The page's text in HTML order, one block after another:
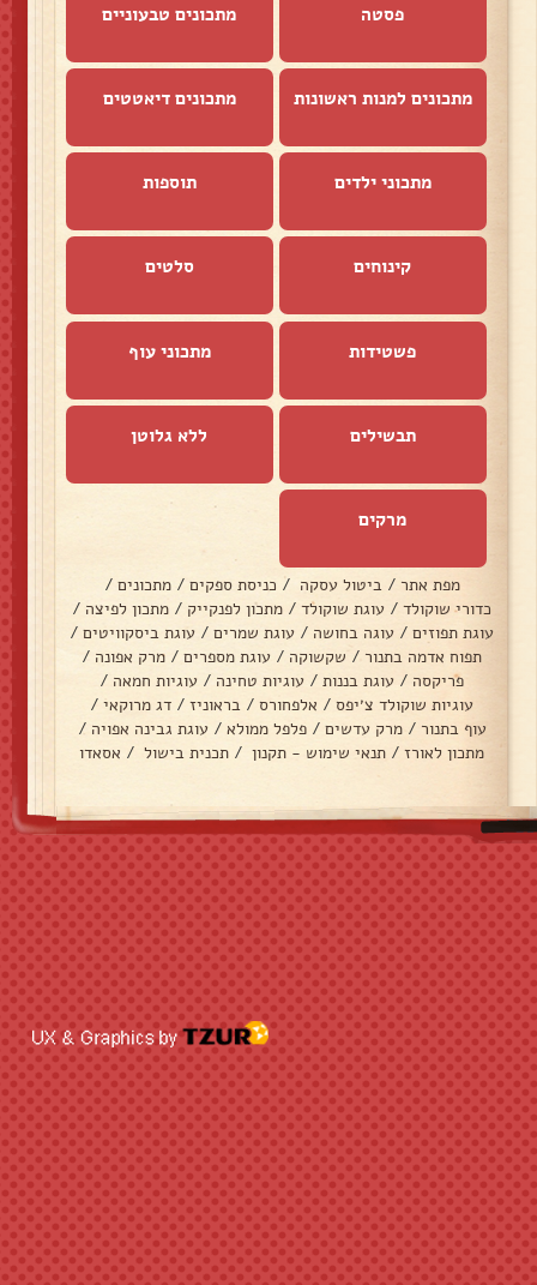
פסטה מתכונים טבעוניים
מתכונים למנות ראשונות מתכונים דיאטטים
מתכוני ילדים תוספות
קינוחים סלטים
פשטידות מתכוני עוף
תבשילים ללא גלוטן
מרקים
מפת אתר / ביטול עסקה / כניסת ספקים / מתכונים /
כדורי שוקולד / עוגת שוקולד / מתכון לפנקייק / מתכון לפיצה /
עוגת תפוזים / עוגה בחושה / עוגת שמרים / עוגת ביסקוויטים /
תפוח אדמה בתנור / שקשוקה / עוגת מספרים / מרק אפונה /
פריקסה / עוגת בננות / עוגיות טחינה / עוגיות חמאה /
עוגיות שוקולד צ׳יפס / אלפחורס / בראוניז / דג מרוקאי /
עוף בתנור / מרק עדשים / פלפל ממולא / עוגת גבינה אפויה /
מתכון לאורז / תנאי שימוש - תקנון / תכנית בישול / אסאדו